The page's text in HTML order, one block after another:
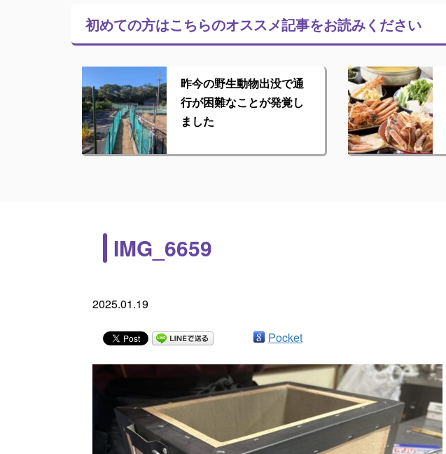
初めての方はこちらのオススメ記事をお読みください
昨今の野生動物出没で通
行が困難なことが発覚し
ました
IMG_6659
2025.01.19
Pocket